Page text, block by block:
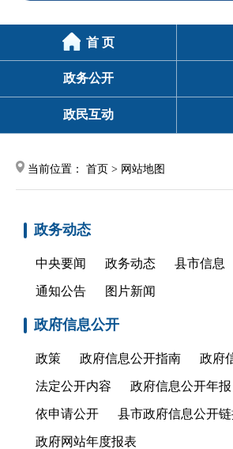
首 页
政务公开
政民互动
当前位置： 首页 > 网站地图
政务动态
中央要闻 政务动态 县市信息
通知公告 图片新闻
政府信息公开
政策 政府信息公开指南 政府
法定公开内容 政府信息公开年报
依申请公开 县市政府信息公开
政府网站年度报表